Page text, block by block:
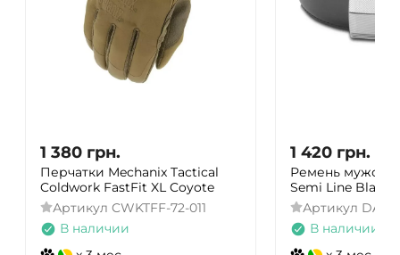
1 380 грн.
Перчатки Mechanix Tactical
Coldwork FastFit XL Coyote
Артикул CWKTFF-72-011
В наличии
1 420 грн.
Ремень
Semi Line Black
Артикул
В наличии